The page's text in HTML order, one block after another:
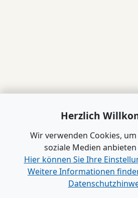
Herzlich
Wir verwenden Cookies,
soziale Medien
Hier können Sie Ihre
Weitere Informationen